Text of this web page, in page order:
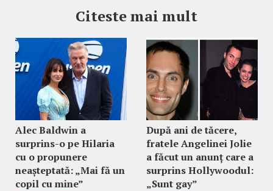
Citeste mai mult
Alec Baldwin a
surprins-o pe Hilaria
cu o propunere
neașteptată: „Mai fă un
copil cu mine”
După ani de tăcere,
fratele Angelinei Jolie
a făcut un anunț care a
surprins Hollywoodul:
„Sunt gay”